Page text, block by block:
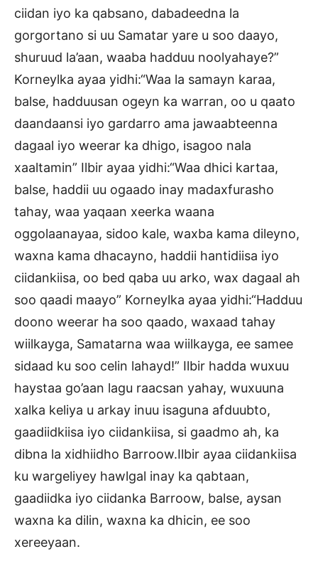
ciidan iyo ka qabsano, dabadeedna la
gorgortano si uu Samatar yare u soo daayo,
shuruud la’aan, waaba hadduu noolyahaye?”
Korneylka ayaa yidhi:“Waa la samayn karaa,
balse, hadduusan ogeyn ka warran, oo u qaato
daandaansi iyo gardarro ama jawaabteenna
dagaal iyo weerar ka dhigo, isagoo nala
xaaltamin” Ilbir ayaa yidhi:“Waa dhici kartaa,
balse, haddii uu ogaado inay madaxfurasho
tahay, waa yaqaan xeerka waana
oggolaanayaa, sidoo kale, waxba kama dileyno,
waxna kama dhacayno, haddii hantidiisa iyo
ciidankiisa, oo bed qaba uu arko, wax dagaal ah
soo qaadi maayo” Korneylka ayaa yidhi:“Hadduu
doono weerar ha soo qaado, waxaad tahay
wiilkayga, Samatarna waa wiilkayga, ee samee
sidaad ku soo celin lahayd!” Ilbir hadda wuxuu
haystaa go’aan lagu raacsan yahay, wuxuuna
xalka keliya u arkay inuu isaguna afduubto,
gaadiidkiisa iyo ciidankiisa, si gaadmo ah, ka
dibna la xidhiidho Barroow.Ilbir ayaa ciidankiisa
ku wargeliyey hawlgal inay ka qabtaan,
gaadiidka iyo ciidanka Barroow, balse, aysan
waxna ka dilin, waxna ka dhicin, ee soo
xereeyaan.